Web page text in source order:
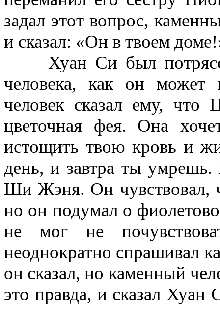
задал этот вопрос,
и сказал: «Он в твоем
Хуан Си был потрясен
человека, как он может
человек сказал ему,
цветочная фея. Она
истощить твою кровь и
день, и завтра ты
Ши Жэня. Он чувствовал,
но он подумал о
не мог не
неоднократно спрашивал
он сказал, но каменный
это правда, и сказал